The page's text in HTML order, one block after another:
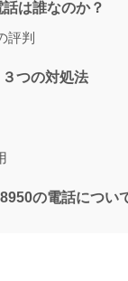
は誰なのか？
評判
つの対処法
の電話につい